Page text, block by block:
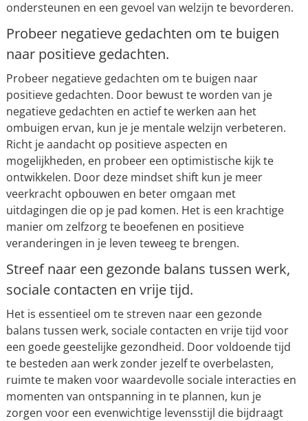
ondersteunen en een gevoel van welzijn te bevorderen.
Probeer negatieve gedachten om te buigen
naar positieve gedachten.
Probeer negatieve gedachten om te buigen naar
positieve gedachten. Door bewust te worden van je
negatieve gedachten en actief te werken aan het
ombuigen ervan, kun je je mentale welzijn verbeteren.
Richt je aandacht op positieve aspecten en
mogelijkheden, en probeer een optimistische kijk te
ontwikkelen. Door deze mindset shift kun je meer
veerkracht opbouwen en beter omgaan met
uitdagingen die op je pad komen. Het is een krachtige
manier om zelfzorg te beoefenen en positieve
veranderingen in je leven teweeg te brengen.
Streef naar een gezonde balans tussen werk,
sociale contacten en vrije tijd.
Het is essentieel om te streven naar een gezonde
balans tussen werk, sociale contacten en vrije tijd voor
een goede geestelijke gezondheid. Door voldoende tijd
te besteden aan werk zonder jezelf te overbelasten,
ruimte te maken voor waardevolle sociale interacties en
momenten van ontspanning in te plannen, kun je
zorgen voor een evenwichtige levensstijl die bijdraagt